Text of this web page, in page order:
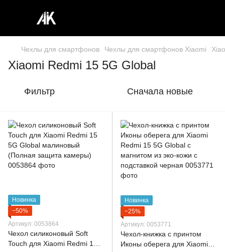
Чехлы для смартфонов Чехлы для смартфонов Xiaomi
Xiaomi Redmi 15 5G Global
Фильтр Сначала новые
Новинка
−50%
Артикул: 0053864
Чехол силиконовый Soft
Touch для Xiaomi Redmi 15
Новинка
−25%
Артикул: 0053771
Чехол-книжка с принтом
Иконы оберега для Xiaomi